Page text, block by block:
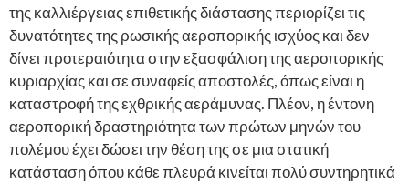
της καλλιέργειας επιθετικής διάστασης περιορίζει τις
δυνατότητες της ρωσικής αεροπορικής ισχύος και δεν
δίνει προτεραιότητα στην εξασφάλιση της αεροπορικής
κυριαρχίας και σε συναφείς αποστολές, όπως είναι η
καταστροφή της εχθρικής αεράμυνας. Πλέον, η έντονη
αεροπορική δραστηριότητα των πρώτων μηνών του
πολέμου έχει δώσει την θέση της σε μια στατική
κατάσταση όπου κάθε πλευρά κινείται πολύ συντηρητικά